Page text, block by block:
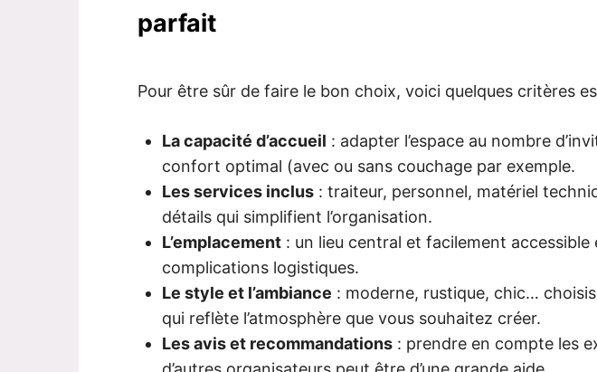
parfait
Pour être sûr de faire le bon choix, voici quelques critères
La capacité d’accueil : adapter l’espace au nombre
confort optimal (avec ou sans couchage par exemple.
Les services inclus : traiteur, personnel, matériel
détails qui simplifient l’organisation.
L’emplacement : un lieu central et facilement accessible
complications logistiques.
Le style et l’ambiance : moderne, rustique, chic…
qui reflète l’atmosphère que vous souhaitez créer.
Les avis et recommandations : prendre en compte les